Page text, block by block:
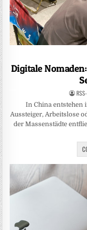
Digitale
In China entstehen
Aussteiger, Arbeitslose
der Massenstädte